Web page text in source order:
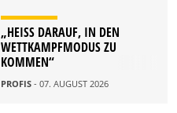
„HEISS DARAUF, IN DEN W
ETTKAMPFMODUS ZU K
OMMEN“
PROFIS - 07. AUGUST 2026